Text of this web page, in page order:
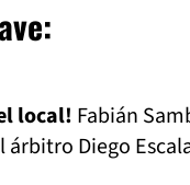
local! Fabián
árbitro Diego